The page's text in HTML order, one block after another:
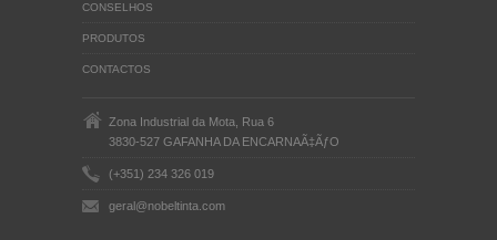
CONSELHOS
PRODUTOS
CONTACTOS
Zona Industrial da Mota, Rua 6
3830-527 GAFANHA DA ENCARNAÃ‡ÃƒO
(+351) 234 326 019
geral@nobeltinta.com